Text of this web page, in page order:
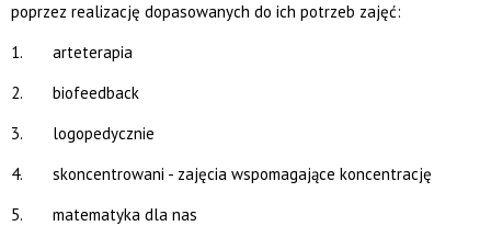
poprzez realizację dopasowanych do ich potrzeb zajęć:
1. arteterapia
2. biofeedback
3. logopedycznie
4. skoncentrowani - zajęcia wspomagające koncentrację
5. matematyka dla nas